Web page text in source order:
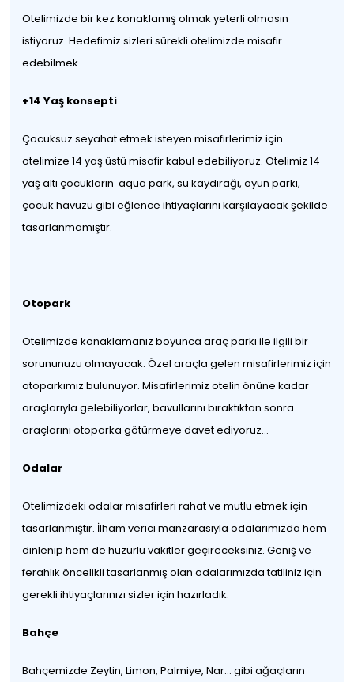
Otelimizde bir kez konaklamış olmak yeterli olmasın
istiyoruz. Hedefimiz sizleri sürekli otelimizde misafir
edebilmek.
+14 Yaş konsepti
Çocuksuz seyahat etmek isteyen misafirlerimiz için
otelimize 14 yaş üstü misafir kabul edebiliyoruz. Otelimiz 14
yaş altı çocukların aqua park, su kaydırağı, oyun parkı,
çocuk havuzu gibi eğlence ihtiyaçlarını karşılayacak şekilde
tasarlanmamıştır.
Otopark
Otelimizde konaklamanız boyunca araç parkı ile ilgili bir
sorununuzu olmayacak. Özel araçla gelen misafirlerimiz için
otoparkımız bulunuyor. Misafirlerimiz otelin önüne kadar
araçlarıyla gelebiliyorlar, bavullarını bıraktıktan sonra
araçlarını otoparka götürmeye davet ediyoruz…
Odalar
Otelimizdeki odalar misafirleri rahat ve mutlu etmek için
tasarlanmıştır. İlham verici manzarasıyla odalarımızda hem
dinlenip hem de huzurlu vakitler geçireceksiniz. Geniş ve
ferahlık öncelikli tasarlanmış olan odalarımızda tatiliniz için
gerekli ihtiyaçlarınızı sizler için hazırladık.
Bahçe
Bahçemizde Zeytin, Limon, Palmiye, Nar… gibi ağaçların